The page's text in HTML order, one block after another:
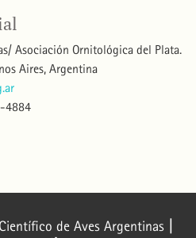
Asociación Ornitológica del Plata.
Aires, Argentina
4884
de Aves Argentinas